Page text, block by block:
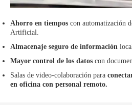
Ahorro en tiempos con automatización
Artificial.
Almacenaje seguro de información
Mayor control de los datos con
Salas de video-colaboración para
en oficina con personal remoto.